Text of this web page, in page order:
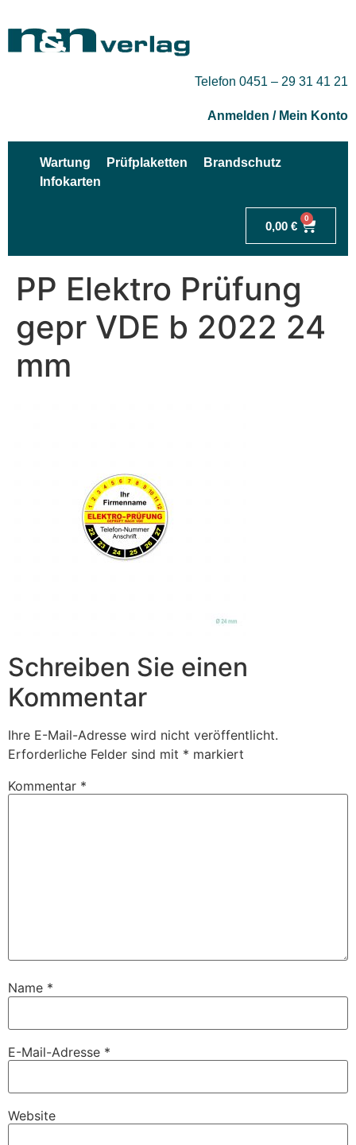
Telefon 0451 – 29 31 41 21
Anmelden / Mein Konto
Wartung Prüfplaketten
Brandschutz
Infokarten
0,00 €
0
PP Elektro Prüfung
gepr VDE b 2022 24
mm
Schreiben Sie einen
Kommentar
Ihre E-Mail-Adresse wird nicht veröffentlicht.
Erforderliche Felder sind mit * markiert
Kommentar *
Name *
E-Mail-Adresse *
Website